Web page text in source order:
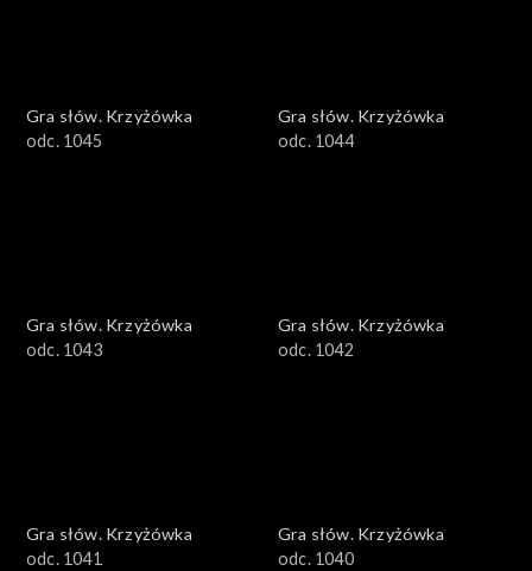
Gra słów. Krzyżówka
odc. 1045
Gra słów. Krzyżówka
odc. 1044
Gra słów. Krzyżówka
odc. 1043
Gra słów. Krzyżówka
odc. 1042
Gra słów. Krzyżówka
odc. 1041
Gra słów. Krzyżówka
odc. 1040